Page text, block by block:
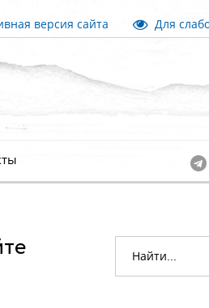
версия сайта Для